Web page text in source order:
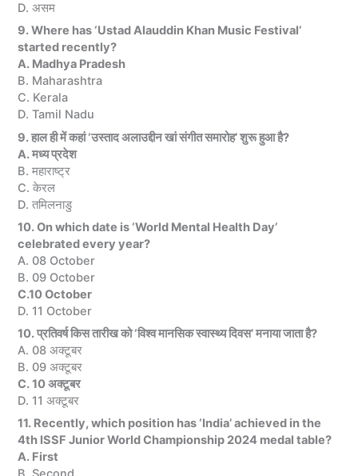
D. असम
9. Where has ‘Ustad Alauddin Khan Music Festival’
started recently?
A. Madhya Pradesh
B. Maharashtra
C. Kerala
D. Tamil Nadu
9. हाल ही में कहां ‘उस्ताद अलाउद्दीन खां संगीत समारोह’ शुरू हुआ है?
A. मध्य प्रदेश
B. महाराष्ट्र
C. केरल
D. तमिलनाडु
10. On which date is ‘World Mental Health Day’
celebrated every year?
A. 08 October
B. 09 October
C.10 October
D. 11 October
10. प्रतिवर्ष किस तारीख को ‘विश्व मानसिक स्वास्थ्य दिवस’ मनाया जाता है?
A. 08 अक्टूबर
B. 09 अक्टूबर
C. 10 अक्टूबर
D. 11 अक्टूबर
11. Recently, which position has ‘India’ achieved in the
4th ISSF Junior World Championship 2024 medal table?
A. First